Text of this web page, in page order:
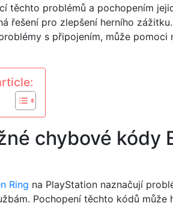
těchto problémů a pochopením
řešení pro zlepšení herního
s připojením, může
chybové kódy
Ring na PlayStation naznačují
Pochopení těchto kódů